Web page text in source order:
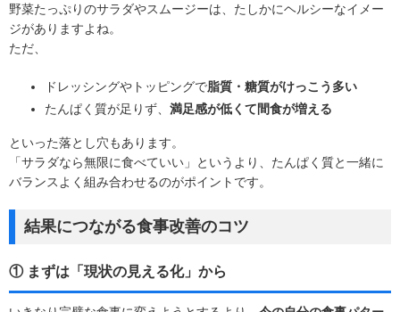
野菜たっぷりのサラダやスムージーは、たしかにヘルシーなイメー
ジがありますよね。
ただ、
ドレッシングやトッピングで脂質・糖質がけっこう多い
たんぱく質が足りず、 満足感が低くて間食が増える
といった落とし穴もあります。
「サラダなら無限に食べていい」というより、 たんぱく質と一緒に
バランスよく組み合わせるのがポイントです。
結果につながる食事改善のコツ
① まずは「現状の見える化」から